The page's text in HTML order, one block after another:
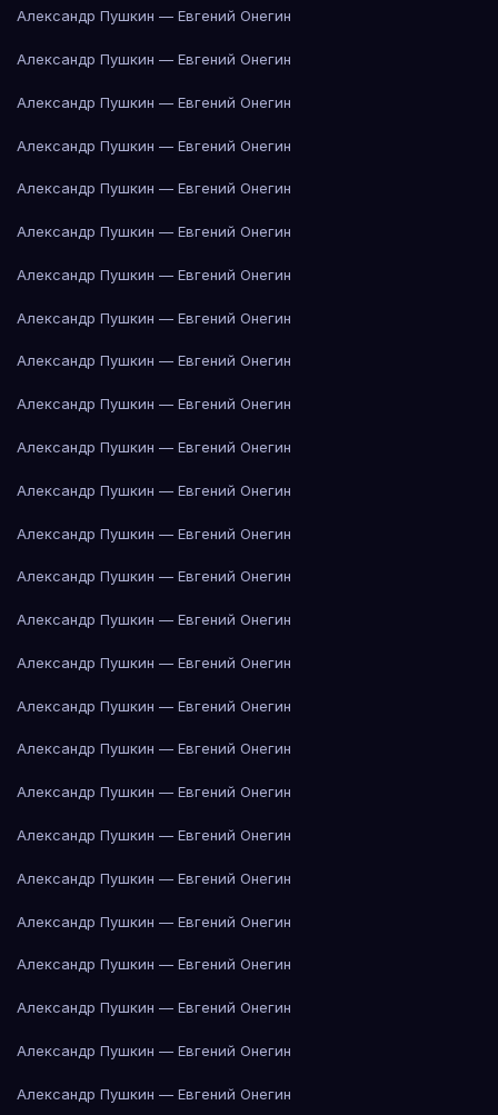
Александр Пушкин — Евгений Онегин
Александр Пушкин — Евгений Онегин
Александр Пушкин — Евгений Онегин
Александр Пушкин — Евгений Онегин
Александр Пушкин — Евгений Онегин
Александр Пушкин — Евгений Онегин
Александр Пушкин — Евгений Онегин
Александр Пушкин — Евгений Онегин
Александр Пушкин — Евгений Онегин
Александр Пушкин — Евгений Онегин
Александр Пушкин — Евгений Онегин
Александр Пушкин — Евгений Онегин
Александр Пушкин — Евгений Онегин
Александр Пушкин — Евгений Онегин
Александр Пушкин — Евгений Онегин
Александр Пушкин — Евгений Онегин
Александр Пушкин — Евгений Онегин
Александр Пушкин — Евгений Онегин
Александр Пушкин — Евгений Онегин
Александр Пушкин — Евгений Онегин
Александр Пушкин — Евгений Онегин
Александр Пушкин — Евгений Онегин
Александр Пушкин — Евгений Онегин
Александр Пушкин — Евгений Онегин
Александр Пушкин — Евгений Онегин
Александр Пушкин — Евгений Онегин